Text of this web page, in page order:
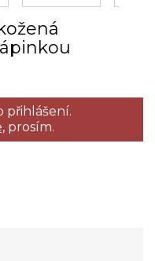
přihlášení.
prosím.